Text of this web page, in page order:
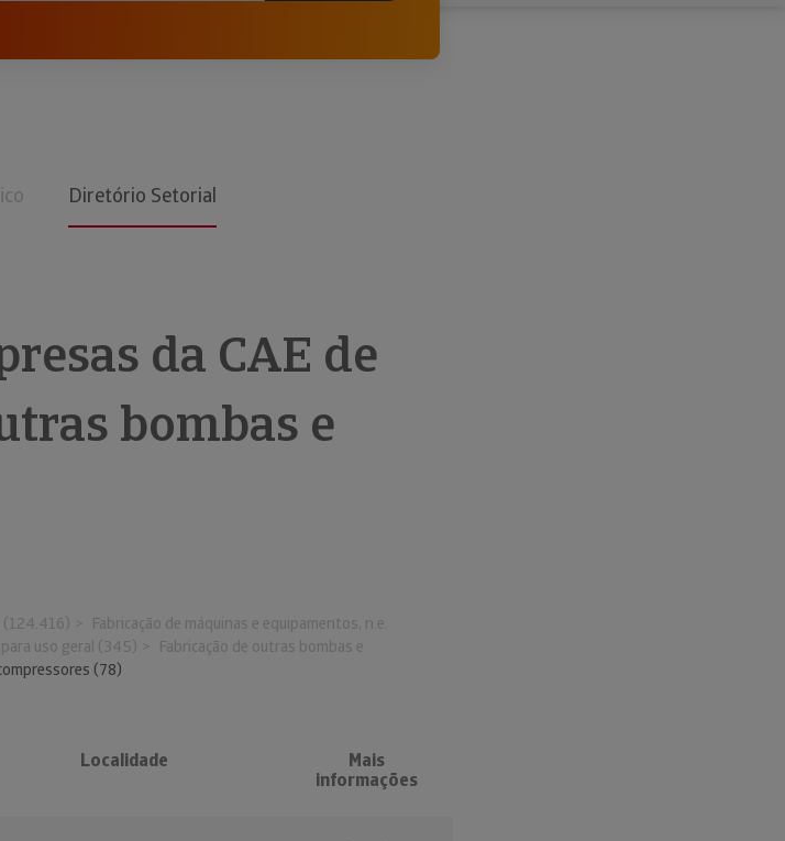
seus clientes.
Diretório Setorial
da CAE de
bombas e
Fabricação de máquinas e equipamentos, n.e.
uso geral (345)
Fabricação de outras bombas e
(78)
Localidade
Mais
informações